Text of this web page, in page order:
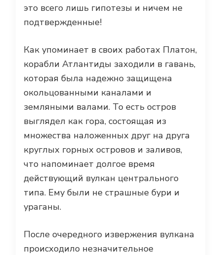
это всего лишь гипотезы и ничем не
подтвержденные!
Как упоминает в своих работах Платон,
корабли Атлантиды заходили в гавань,
которая была надежно защищена
окольцованными каналами и
земляными валами. То есть остров
выглядел как гора, состоящая из
множества наложенных друг на друга
круглых горных островов и заливов,
что напоминает долгое время
действующий вулкан центрального
типа. Ему были не страшные бури и
ураганы.
После очередного извержения вулкана
происходило незначительное